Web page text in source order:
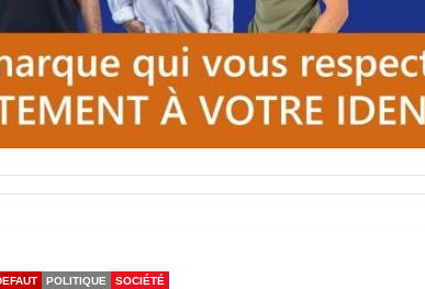
POLITIQUE SOCIÉTÉ